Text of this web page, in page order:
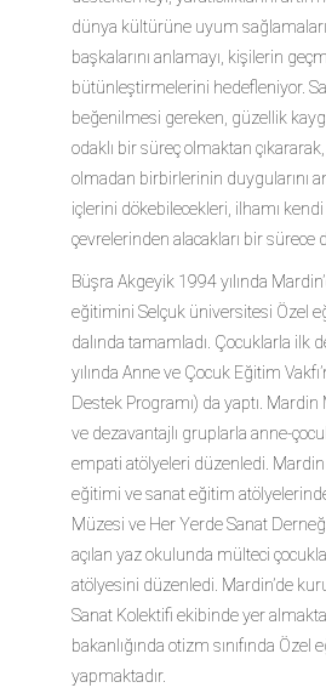
dünya kültürüne uyum
başkalarını anlamayı, kişilerin
bütünleştirmelerini hedefleniyor.
beğenilmesi gereken, güzellik
odaklı bir süreç olmaktan
olmadan birbirlerinin duygularını
içlerini dökebilecekleri, ilhamı kendi
çevrelerinden alacakları bir sürece
Büşra Akgeyik 1994 yılında
eğitimini Selçuk üniversitesi Özel
dalında tamamladı. Çocuklarla ilk
yılında Anne ve Çocuk Eğitim
Destek Programı) da yaptı.
ve dezavantajlı gruplarla anne-
empati atölyeleri düzenledi.
eğitimi ve sanat eğitim
Müzesi ve Her Yerde Sanat
açılan yaz okulunda mülteci
atölyesini düzenledi. Mardin’de
Sanat Kolektifi ekibinde yer
bakanlığında otizm sınıfında
yapmaktadır.